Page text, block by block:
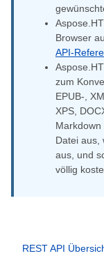
Browser
API-
zum
EPUB-,
XPS,
Datei aus,
aus, und
völlig
REST API